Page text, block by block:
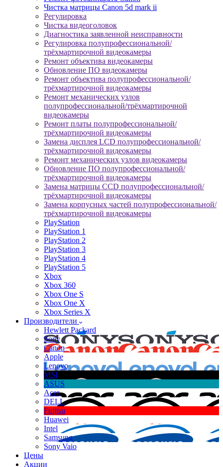
Чистка матрицы Canon 5d mark ii
Регулировка
Чистка видеоголовок
Диагностика заявленной неисправности
Регулировка полупрофессиональной/
трёхмартирочной видеокамеры
Ремонт объектива видеокамеры
Обновление ПО видеокамеры
Ремонт объектива полупрофессиональной/
трёхмартирочной видеокамеры
Ремонт механических узлов
полупрофессиональной/трёхмартирочной
видеокамеры
Ремонт платы полупрофессиональной/
трёхмартирочной видеокамеры
Замена дисплея LCD полупрофессиональной/
трёхмартирочной видеокамеры
Ремонт механических узлов видеокамеры
Обновление ПО полупрофессиональной/
трёхмартирочной видеокамеры
Замена матрицы CCD полупрофессиональной/
трёхмартирочной видеокамеры
Замена корпусных частей полупрофессиональной/
трёхмартирочной видеокамеры
PlayStation
PlayStation 1
PlayStation 2
PlayStation 3
PlayStation 4
PlayStation 5
Xbox
Xbox 360
Xbox One S
Xbox One X
Xbox Series X
Производители
Hewlett Packard
Sony
Canon
Apple
Lenovo
MSI
ASUS
Acer
DELL
Fujitsu
Huawei
Intel
Samsung
Sony Vaio
Цены
Акции